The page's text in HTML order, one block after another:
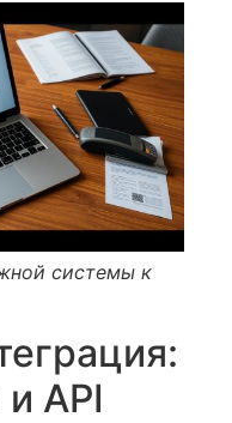
системы к
API